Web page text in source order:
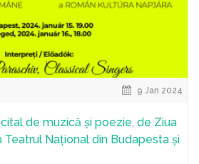
9 Jan 2024
de muzică și poezie, de Ziua
Teatrul Național din Budapesta și